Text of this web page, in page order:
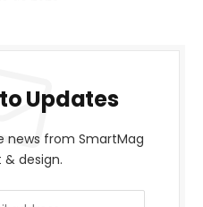
Updates
from SmartMag
design.